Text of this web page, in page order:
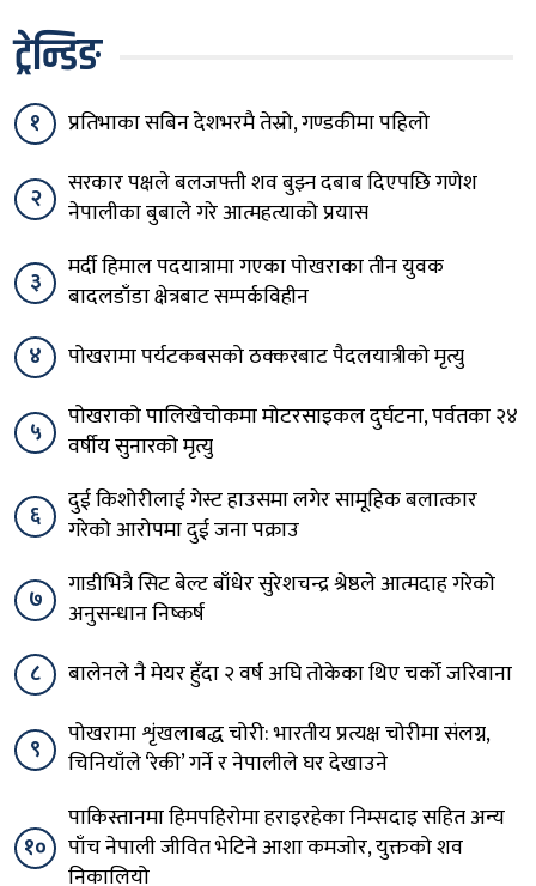
ट्रेन्डिङ
१ प्रतिभाका सबिन देशभरमै तेस्रो, गण्डकीमा पहिलो
२
सरकार पक्षले बलजफ्ती शव बुझ्न दबाब दिएपछि गणेश
नेपालीका बुबाले गरे आत्महत्याको प्रयास
३
मर्दी हिमाल पदयात्रामा गएका पोखराका तीन युवक
बादलडाँडा क्षेत्रबाट सम्पर्कविहीन
४
पोखरामा पर्यटकबसको ठक्करबाट पैदलयात्रीको मृत्यु
५
पोखराको पालिखेचोकमा मोटरसाइकल दुर्घटना, पर्वतका २४
वर्षीय सुनारको मृत्यु
६
दुई किशोरीलाई गेस्ट हाउसमा लगेर सामूहिक बलात्कार
गरेको आरोपमा दुई जना पक्राउ
७
गाडीभित्रै सिट बेल्ट बाँधेर सुरेशचन्द्र श्रेष्ठले आत्मदाह गरेको
अनुसन्धान निष्कर्ष
८
बालेनले नै मेयर हुँदा २ वर्ष अघि तोकेका थिए चर्को जरिवाना
९
पोखरामा शृंखलाबद्ध चोरी: भारतीय प्रत्यक्ष चोरीमा संलग्न,
चिनियाँले ‘रेकी’ गर्ने र नेपालीले घर देखाउने
१०
पाकिस्तानमा हिमपहिरोमा हराइरहेका निम्सदाइ सहित अन्य
पाँच नेपाली जीवित भेटिने आशा कमजोर, युक्तको शव
निकालियो